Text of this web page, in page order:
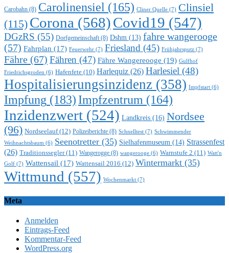
Carobahn (8) Carolinensiel (165) Cliner Quelle (7) Clinsiel
(115) Corona (568)Covid19 (547)
DGzRS (55) Dorfgemeinschaft(8) Dshm (13) fahre wangerooge
(57) Fahrplan (17) Feuerwehr (7) Friesland (45) Frühjahrsputz (7)
Fähre (67) Fähren (47) Fähre Wangereooge (19) Gulfhof
Friedrichsgroden (6) Hafenfete (10) Harlequiz (26) Harlesiel (48)
Hospitalisierungsinzidenz (358) Impfstart (6)
Impfung (183) Impfzentrum (164)
Inzidenzwert (524) Landkreis (16) Nordsee
(96) Nordseelauf(12) Polizeiberichte (8) Schnelltest (7) Schwimmender
Weihnachtsbaum (6) Seenotretter (35) Sielhafenmuseum (14) Strassenfest
(26) Traditionssegler(11) Wangerogge (8) wangerooge (6) Warnstufe 2 (11) Watt'n
Golf (7) Wattensail (17) Wattensail 2016 (12) Wintermarkt (35)
Wittmund (557) Wochenmarkt (7)
Meta
Anmelden
Eintrags-Feed
Kommentar-Feed
WordPress.org